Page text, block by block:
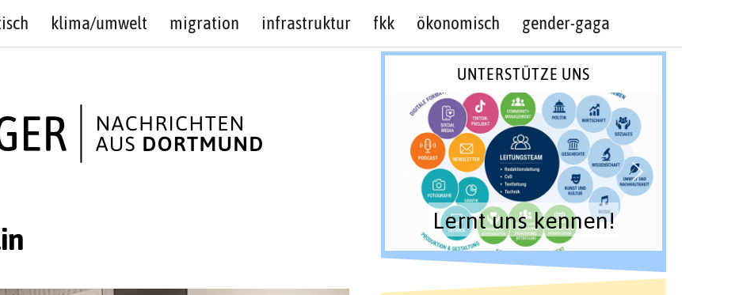
klima/umwelt migration infrastruktur fkk ökonomisch gender-gaga
UNTERSTÜTZE UNS
Lernt uns kennen!